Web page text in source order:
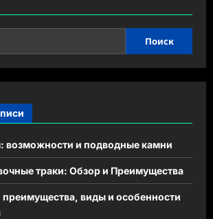
Поиск
возможности и подводные камни
траки: Обзор и Преимущества
виды и особенности